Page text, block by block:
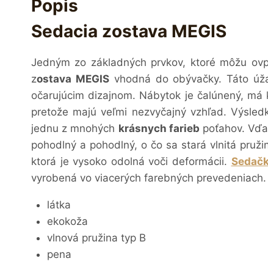
Popis
Sedacia zostava MEGIS
Jedným zo základných prvkov, ktoré môžu
zostava MEGISvhodná do obývačky. Táto
očarujúcim dizajnom. Nábytok je čalúnený, má
pretože majú veľmi nezvyčajný vzhľad.
jednu z mnohých krásnych farieb poťahov.
pohodlný a pohodlný, o čo sa stará vlnitá
ktorá je vysoko odolná voči deformácii.
vyrobená vo viacerých farebných
látka
ekokoža
vlnová pružina typ B
pena